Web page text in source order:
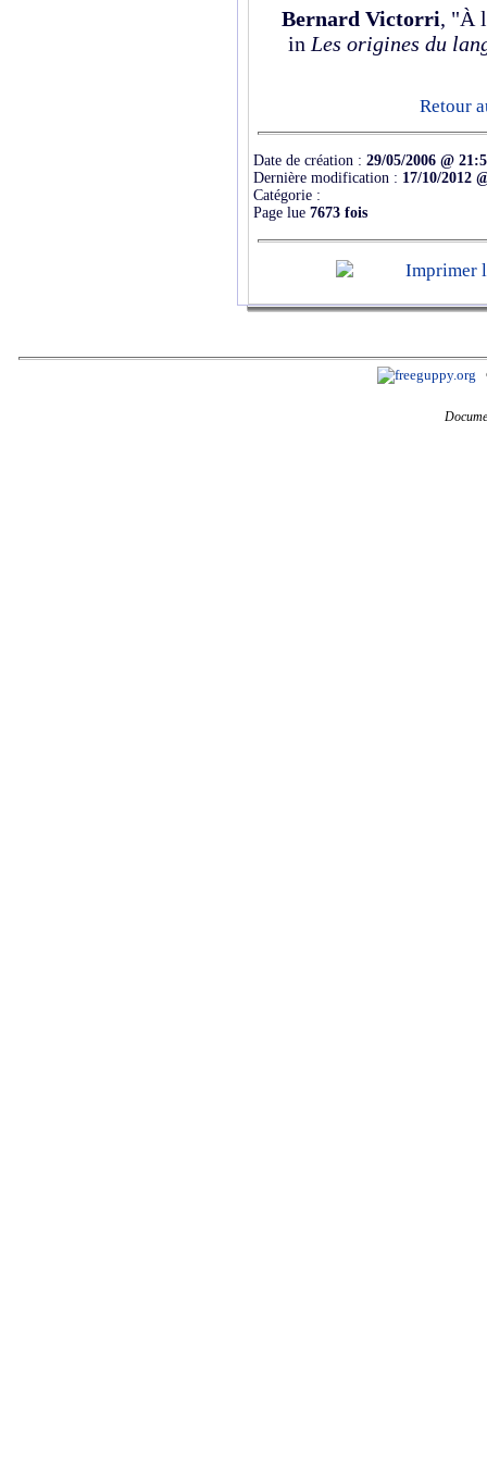
Bernard Victorri, "À
in Les origines du
Retour
Date de création : 29/05/2006 @
Dernière modification : 17/10/2012
Catégorie :
Page lue 7673 fois